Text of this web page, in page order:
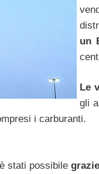
un
Le
gli
i carburanti.
stati possibile